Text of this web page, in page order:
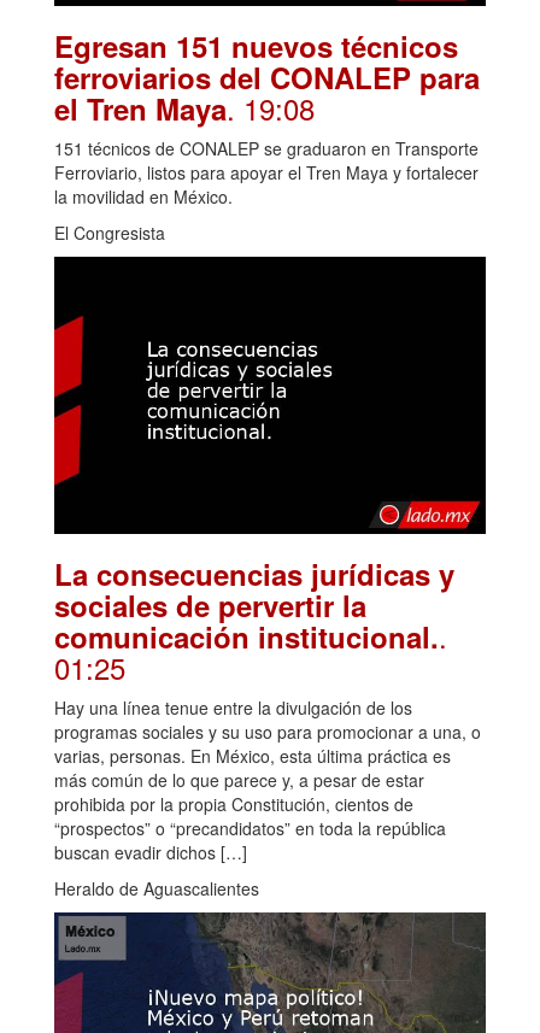
Egresan 151 nuevos técnicos
ferroviarios del CONALEP para
el Tren Maya. 19:08
151 técnicos de CONALEP se graduaron en Transporte
Ferroviario, listos para apoyar el Tren Maya y fortalecer
la movilidad en México.
El Congresista
La consecuencias jurídicas y
sociales de pervertir la
comunicación institucional..
01:25
Hay una línea tenue entre la divulgación de los
programas sociales y su uso para promocionar a una, o
varias, personas. En México, esta última práctica es
más común de lo que parece y, a pesar de estar
prohibida por la propia Constitución, cientos de
“prospectos” o “precandidatos” en toda la república
buscan evadir dichos […]
Heraldo de Aguascalientes